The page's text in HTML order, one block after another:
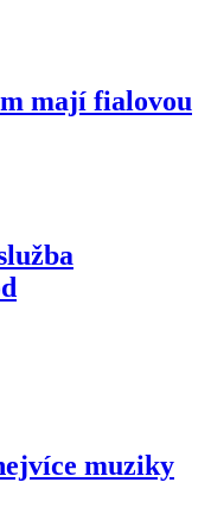
mají fialovou
muziky